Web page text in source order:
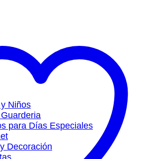
Niños
para Días Especiales
y Decoración